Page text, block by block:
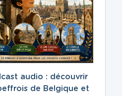
audio : découvrir
de Belgique et